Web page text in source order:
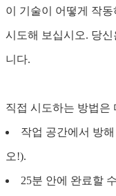
이 기술이 어떻게 작
시도해 보십시오. 당
니다.
직접 시도하는 방법은
작업 공간에서 방
오!).
25분 안에 완료할